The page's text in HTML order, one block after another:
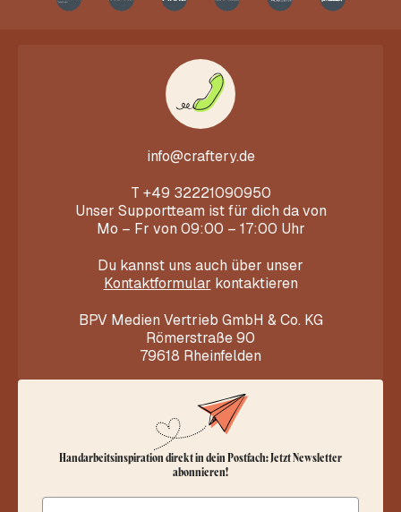
info@craftery.de
T +49 32221090950
Unser Supportteam ist für dich da von
Mo – Fr von 09:00 – 17:00 Uhr
Du kannst uns auch über unser
Kontaktformular kontaktieren
BPV Medien Vertrieb GmbH & Co. KG
Römerstraße 90
79618 Rheinfelden
Handarbeitsinspiration direkt in dein Postfach: Jetzt Newsletter
abonnieren!
Email